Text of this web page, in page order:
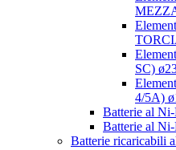
SC)
4/5A)
Batterie al
Batterie al
Batterie ricaricabili